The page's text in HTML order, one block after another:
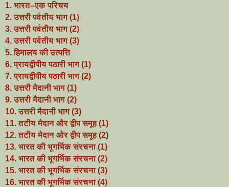
1. भारत–एक परिचय
2. उत्तरी पर्वतीय भाग (1)
3. उत्तरी पर्वतीय भाग (2)
4. उत्तरी पर्वतीय भाग (3)
5. हिमालय की उत्पत्ति
6. प्रायद्वीपीय पठारी भाग (1)
7. प्रायद्वीपीय पठारी भाग (2)
8. उत्तरी मैदानी भाग (1)
9. उत्तरी मैदानी भाग (2)
10. उत्तरी मैदानी भाग (3)
11. तटीय मैदान और द्वीप समूह (1)
12. तटीय मैदान और द्वीप समूह (2)
13. भारत की भूगर्भिक संरचना (1)
14. भारत की भूगर्भिक संरचना (2)
15. भारत की भूगर्भिक संरचना (3)
16. भारत की भूगर्भिक संरचना (4)